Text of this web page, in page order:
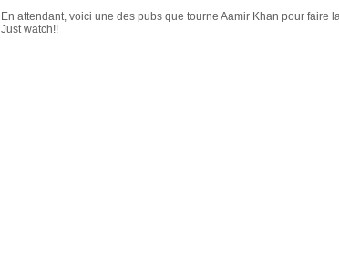
En attendant, voici une des pubs que tourne Aamir Khan pour
Just watch!!